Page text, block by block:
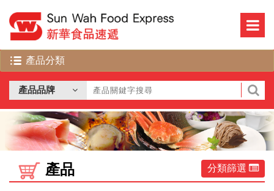
產品 分類篩選